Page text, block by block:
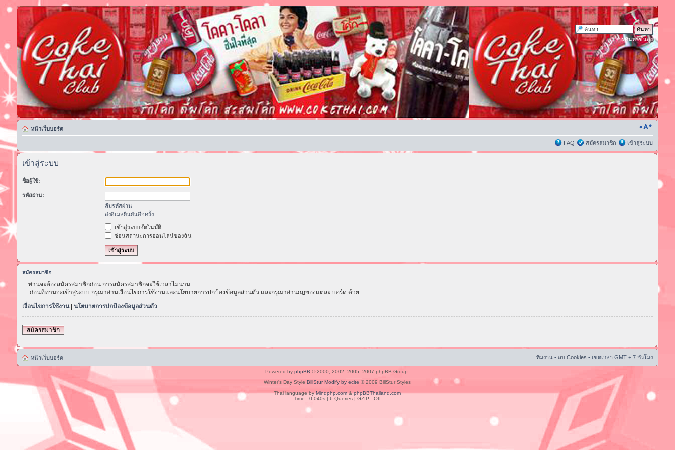
การค้นหาขั้นสูง
หน้าเว็บบอร์ด
FAQ สมัครสมาชิก เข้าสู่ระบบ
เข้าสู่ระบบ
ชื่อผู้ใช้:
รหัสผ่าน:
ลืมรหัสผ่าน
ส่งอีเมลยืนยันอีกครั้ง
เข้าสู่ระบบอัตโนมัติ
ซ่อนสถานะการออนไลน์ของฉัน
สมัครสมาชิก
ท่านจะต้องสมัครสมาชิกก่อน การสมัครสมาชิกจะใช้เวลาไม่นาน
ก่อนที่ท่านจะเข้าสู่ระบบ กรุณาอ่านเงื่อนไขการใช้งานและนโยบายการปกป้องข้อมูลส่วนตัว และกรุณาอ่านกฎของแต่ละ บอร์ด ด้วย
เงื่อนไขการใช้งาน| นโยบายการปกป้องข้อมูลส่วนตัว
สมัครสมาชิก
หน้าเว็บบอร์ด ทีมงาน • ลบ Cookies • เขตเวลา GMT + 7 ชั่วโมง
Powered byphpBB © 2000, 2002, 2005, 2007 phpBB Group.
Winter's Day StyleBillStur Modify by ecite © 2009 BillStur Styles
Thai language byMindphp.com&phpBBThailand.com
Time : 0.040s | 6 Queries | GZIP : Off